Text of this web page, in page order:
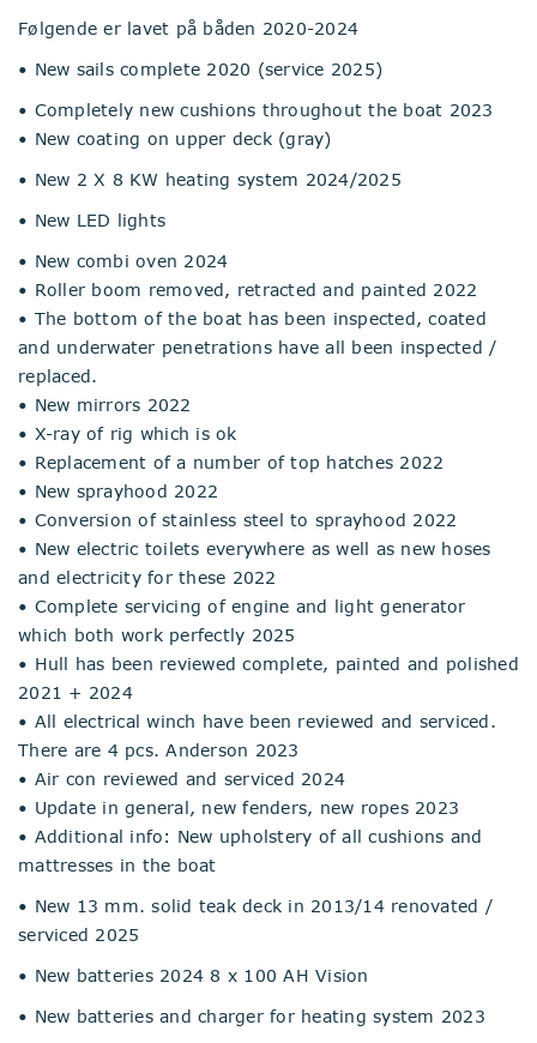
Følgende er lavet på båden 2020-2024
• New sails complete 2020 (service 2025)
• Completely new cushions throughout the boat 2023
• New coating on upper deck (gray)
• New 2 X 8 KW heating system 2024/2025
• New LED lights
• New combi oven 2024
• Roller boom removed, retracted and painted 2022
• The bottom of the boat has been inspected, coated
and underwater penetrations have all been inspected /
replaced.
• New mirrors 2022
• X-ray of rig which is ok
• Replacement of a number of top hatches 2022
• New sprayhood 2022
• Conversion of stainless steel to sprayhood 2022
• New electric toilets everywhere as well as new hoses
and electricity for these 2022
• Complete servicing of engine and light generator
which both work perfectly 2025
• Hull has been reviewed complete, painted and polished
2021 + 2024
• All electrical winch have been reviewed and serviced.
There are 4 pcs. Anderson 2023
• Air con reviewed and serviced 2024
• Update in general, new fenders, new ropes 2023
• Additional info: New upholstery of all cushions and
mattresses in the boat
• New 13 mm. solid teak deck in 2013/14 renovated /
serviced 2025
• New batteries 2024 8 x 100 AH Vision
• New batteries and charger for heating system 2023